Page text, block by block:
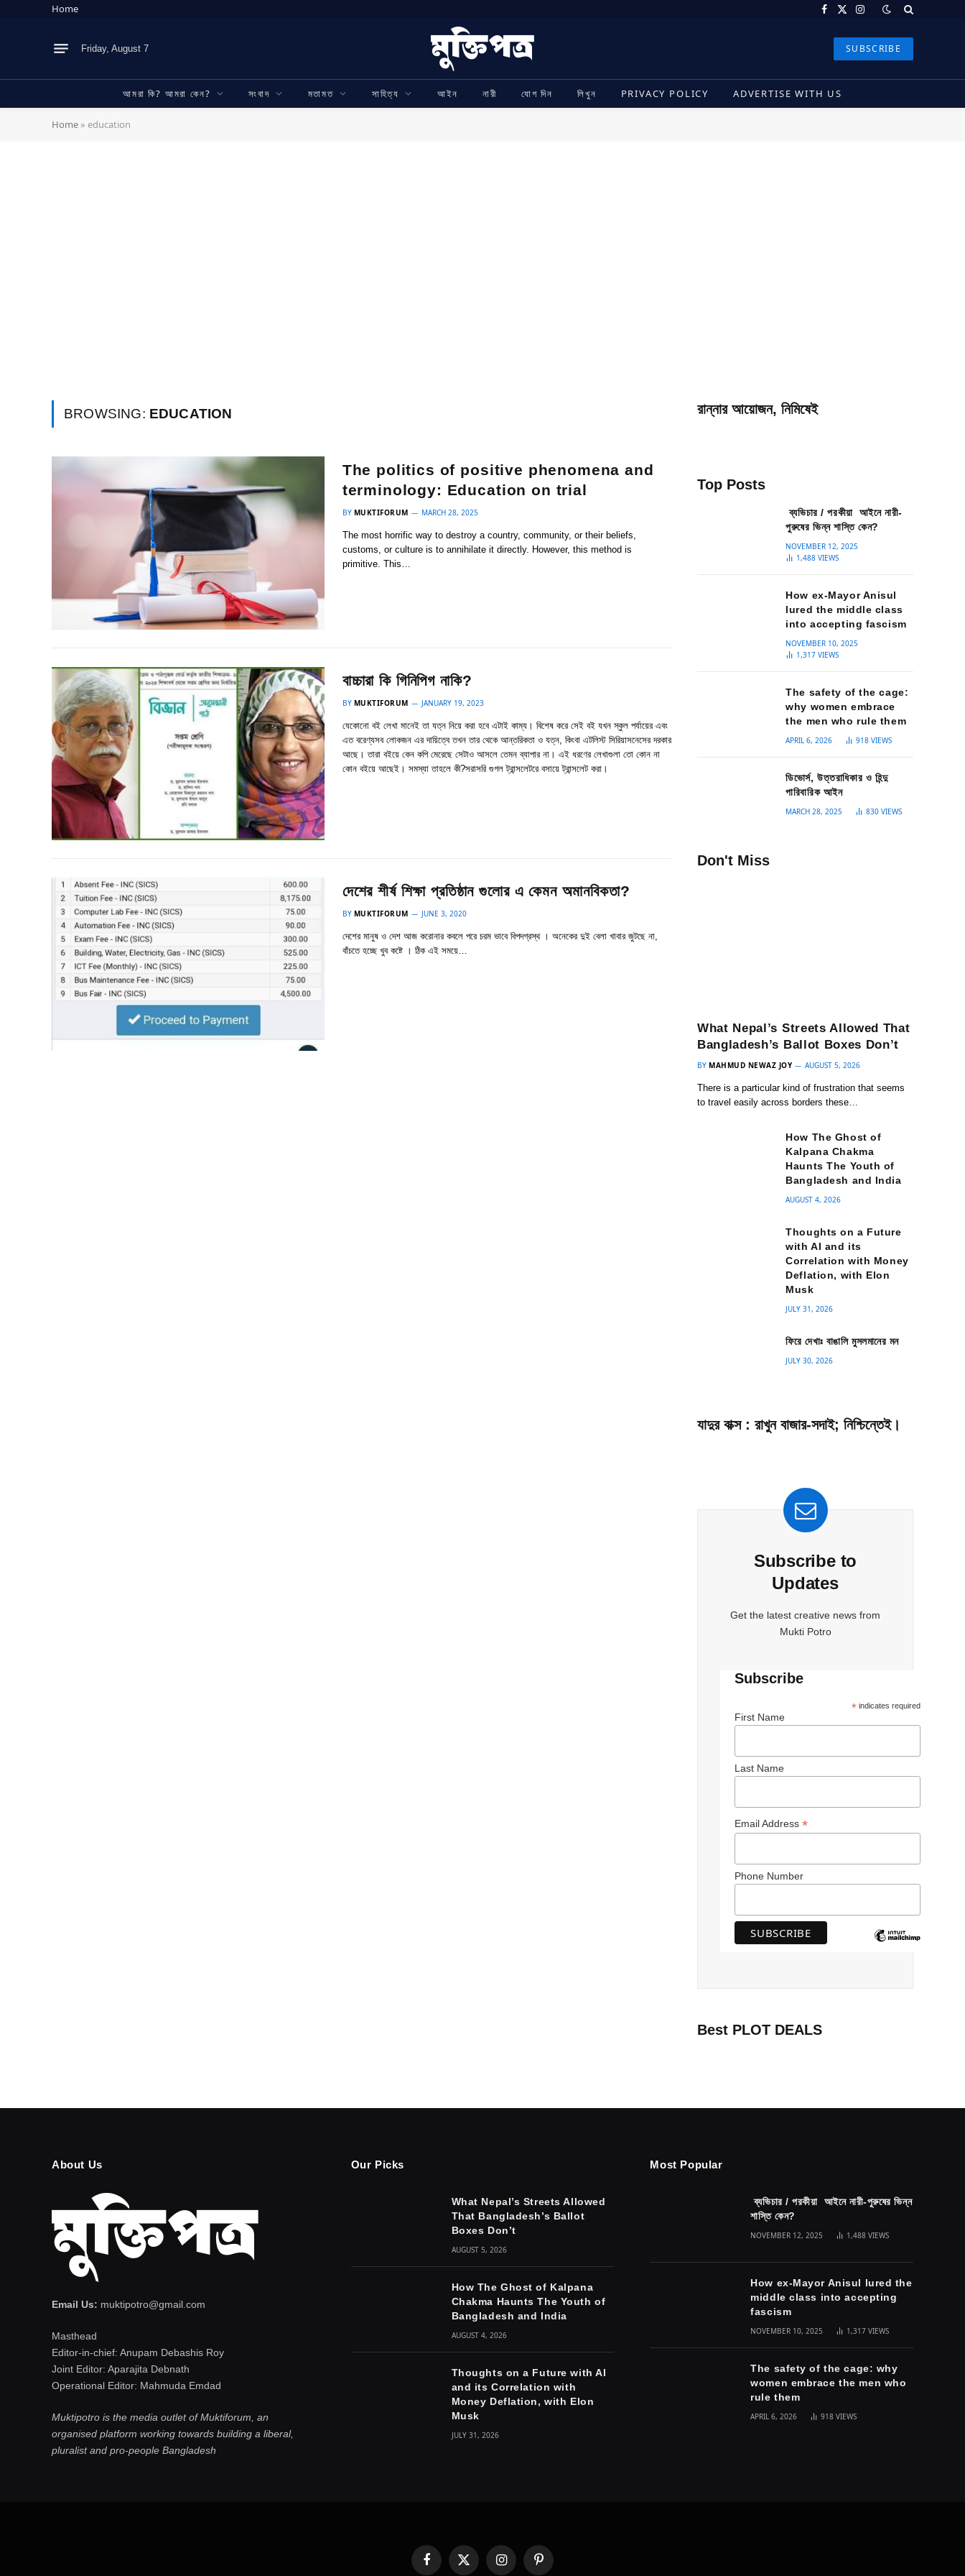
Home Facebook
X
Instagram
Friday, August 7 SUBSCRIBE
আমরা কি? আমরা কেন? সংবাদ মতামত সাহিত্য আইন নারী যোগ দিন লিখুন PRIVACY POLICY ADVERTISE WITH US
Home » education
BROWSING: EDUCATION
The politics of positive phenomena and
terminology: Education on trial
BY MUKTIFORUM MARCH 28, 2025
The most horrific way to destroy a country, community, or their beliefs,
customs, or culture is to annihilate it directly. However, this method is
primitive. This…
বাচ্চারা কি গিনিপিগ নাকি?
BY MUKTIFORUM JANUARY 19, 2023
যেকোনো বই লেখা মানেই তা যত্ন নিয়ে করা হবে এটাই কাম্য। বিশেষ করে সেই বই যখন স্কুল পর্যায়ের এবং
এত বরেণ্যসব লোকজন এর দায়িত্বে তখন তার থেকে আন্তরিকতা ও যত্ন, কিংবা এটলিস্ট সিরিয়াসনেসের দরকার
আছে। তারা বইয়ে কেন কপি মেরেছে সেটাও আসলে তেমন ব্যাপার না। এই ধরণের লেখাগুলা তো কোন না
কোন বইয়ে আছেই। সমস্যা তাহলে কী?সরাসরি গুগল ট্রান্সলেটরে বসায়ে ট্রান্সলেট করা।
দেশের শীর্ষ শিক্ষা প্রতিষ্ঠান গুলোর এ কেমন অমানবিকতা?
BY MUKTIFORUM JUNE 3, 2020
দেশের মানুষ ও দেশ আজ করোনার কবলে পরে চরম ভাবে বিপদগ্রস্থ । অনেকের দুই বেলা খাবার জুটছে না,
বাঁচতে হচ্ছে খুব কষ্টে । ঠিক এই সময়ে…
রান্নার আয়োজন, নিমিষেই
Top Posts
ব্যভিচার / পরকীয়া আইনে নারী-
পুরুষের ভিন্ন শাস্তি কেন?
NOVEMBER 12, 2025
1,488VIEWS
How ex-Mayor Anisul
lured the middle class
into accepting fascism
NOVEMBER 10, 2025
1,317VIEWS
The safety of the cage:
why women embrace
the men who rule them
APRIL 6, 2026 918VIEWS
ডিভোর্স, উত্তরাধিকার ও হিন্দু
পারিবারিক আইন
MARCH 28, 2025 830VIEWS
Don't Miss
What Nepal’s Streets Allowed That
Bangladesh’s Ballot Boxes Don’t
BY MAHMUD NEWAZ JOY AUGUST 5, 2026
There is a particular kind of frustration that seems
to travel easily across borders these…
How The Ghost of
Kalpana Chakma
Haunts The Youth of
Bangladesh and India
AUGUST 4, 2026
Thoughts on a Future
with AI and its
Correlation with Money
Deflation, with Elon
Musk
JULY 31, 2026
ফিরে দেখাঃ বাঙালি মুসলমানের মন
JULY 30, 2026
যাদুর বাক্স : রাখুন বাজার-সদাই; নিশ্চিন্তেই।
Subscribe to
Updates
Get the latest creative news from
Mukti Potro
Subscribe
* indicates required
First Name
Last Name
Email Address*
Phone Number
Best PLOT DEALS
About Us
Email Us: muktipotro@gmail.com
Masthead
Editor-in-chief: Anupam Debashis Roy
Joint Editor: Aparajita Debnath
Operational Editor: Mahmuda Emdad
Muktipotro is the media outlet of Muktiforum, an
organised platform working towards building a liberal,
pluralist and pro-people Bangladesh
Our Picks
What Nepal’s Streets Allowed
That Bangladesh’s Ballot
Boxes Don’t
AUGUST 5, 2026
How The Ghost of Kalpana
Chakma Haunts The Youth of
Bangladesh and India
AUGUST 4, 2026
Thoughts on a Future with AI
and its Correlation with
Money Deflation, with Elon
Musk
JULY 31, 2026
Most Popular
ব্যভিচার / পরকীয়া আইনে নারী-পুরুষের ভিন্ন
শাস্তি কেন?
NOVEMBER 12, 2025 1,488VIEWS
How ex-Mayor Anisul lured the
middle class into accepting
fascism
NOVEMBER 10, 2025 1,317VIEWS
The safety of the cage: why
women embrace the men who
rule them
APRIL 6, 2026 918VIEWS
FacebookX
InstagramPinterest